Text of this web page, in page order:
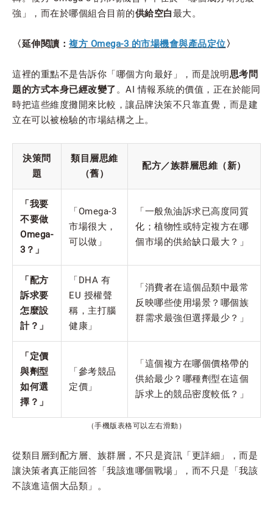
強」，而在於哪個組合目前的供給空白最大。
〈延伸閱讀： 複方 Omega-3 的市場機會與產品定位〉
這裡的重點不是告訴你「哪個方向最好」，而是說明思考問
題的方式本身已經改變了。AI 情報系統的價值，正在於能同
時把這些維度攤開來比較，讓品牌決策不只靠直覺，而是建
立在可以被檢驗的市場結構之上。
決策問
題
類目層思維
（舊）
配方／族群層思維（新）
「我要
不要做
Omega-
3？」
「Omega-3
市場很大，
可以做」
「一般魚油訴求已高度同質
化；植物性或特定複方在哪
個市場的供給缺口最大？」
「配方
訴求要
怎麼設
計？」
「DHA 有
EU 授權聲
稱，主打腦
健康」
「消費者在這個品類中最常
反映哪些使用場景？哪個族
群需求最強但選擇最少？」
「定價
與劑型
如何選
擇？」
「參考競品
定價」
「這個複方在哪個價格帶的
供給最少？哪種劑型在這個
訴求上的競品密度較低？」
（手機版表格可以左右滑動）
從類目層到配方層、族群層，不只是資訊「更詳細」，而是
讓決策者真正能回答「我該進哪個戰場」，而不只是「我該
不該進這個大品類」。